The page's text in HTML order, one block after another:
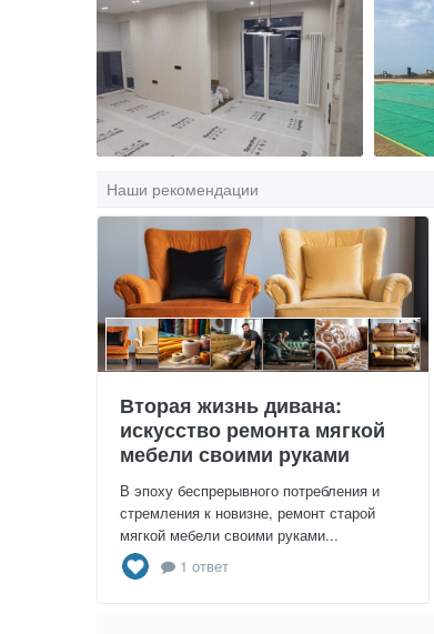
Наши рекомендации
Вторая жизнь дивана:
искусство ремонта мягкой
мебели своими руками
В эпоху беспрерывного потребления и
стремления к новизне, ремонт старой
мягкой мебели своими руками...
1 ответ